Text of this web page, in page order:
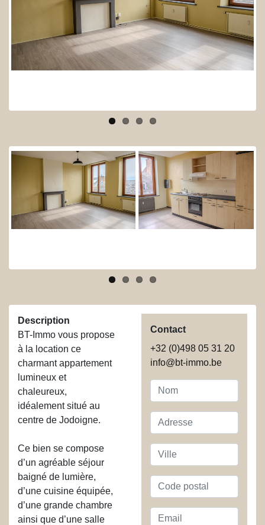
Description
BT-Immo vous propose
à la location ce
charmant appartement
lumineux et
chaleureux,
idéalement situé au
centre de Jodoigne.
Ce bien se compose
d’un agréable séjour
baigné de lumière,
d’une cuisine équipée,
d’une grande chambre
ainsi que d’une salle
Contact
+32 (0)498 05 31 20
info@bt-immo.be
Nom
Adresse
Ville
Code
postal
Email